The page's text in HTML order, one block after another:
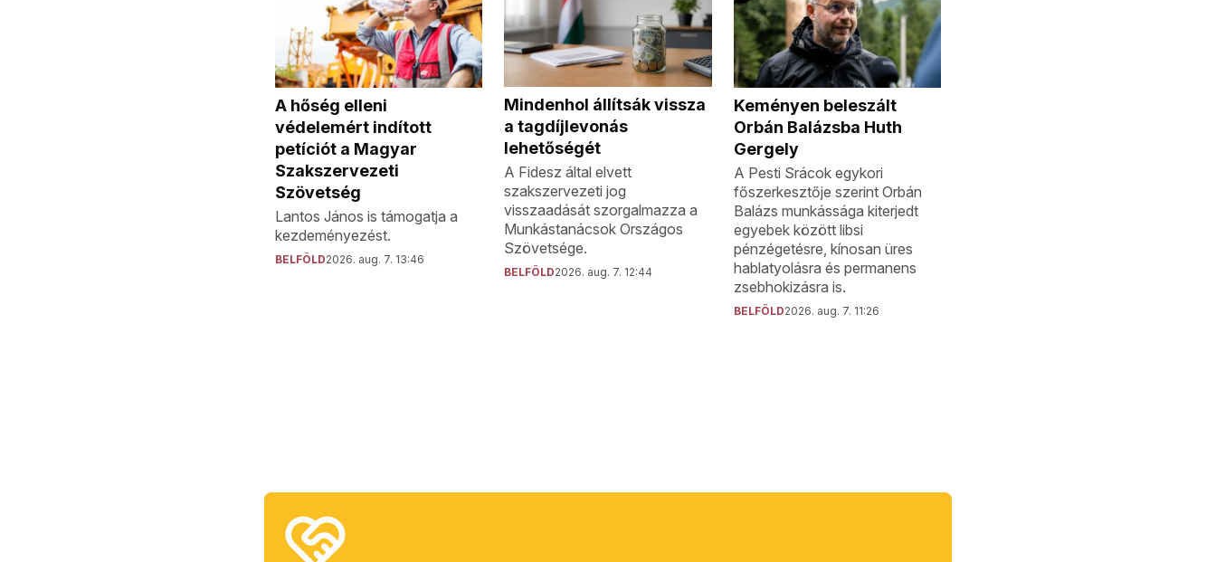
A hőség elleni
védelemért indított
petíciót a Magyar
Szakszervezeti
Szövetség
Lantos János is támogatja a
kezdeményezést.
BELFÖLD2026. aug. 7. 13:46
Mindenhol állítsák vissza
a tagdíjlevonás
lehetőségét
A Fidesz által elvett
szakszervezeti jog
visszaadását szorgalmazza a
Munkástanácsok Országos
Szövetsége.
BELFÖLD2026. aug. 7. 12:44
Keményen beleszált
Orbán Balázsba Huth
Gergely
A Pesti Srácok egykori
főszerkesztője szerint Orbán
Balázs munkássága kiterjedt
egyebek között libsi
pénzégetésre, kínosan üres
hablatyolásra és permanens
zsebhokizásra is.
BELFÖLD2026. aug. 7. 11:26